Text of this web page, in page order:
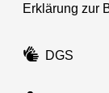
Erklärung zur
DGS